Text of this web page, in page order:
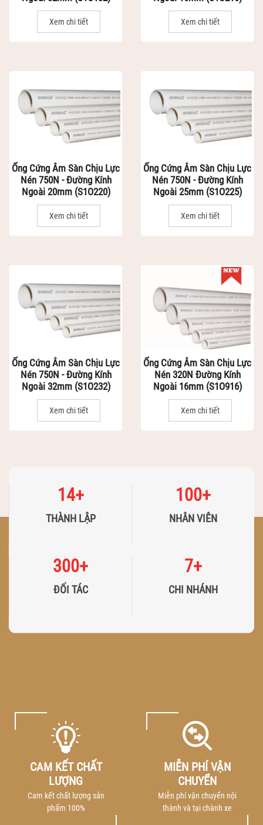
Xem chi tiết Xem chi tiết
Ống Cứng Âm Sàn Chịu Lực
Nén 750N - Đường Kính
Ngoài 20mm (S1O220)
Xem chi tiết
Ống Cứng Âm Sàn Chịu Lực
Nén 750N - Đường Kính
Ngoài 25mm (S1O225)
Xem chi tiết
Ống Cứng Âm Sàn Chịu Lực
Nén 750N - Đường Kính
Ngoài 32mm (S1O232)
Xem chi tiết
Ống Cứng Âm Sàn Chịu Lực
Nén 320N Đường Kính
Ngoài 16mm (S1O916)
Xem chi tiết
14+
THÀNH LẬP
100+
NHÂN VIÊN
300+
ĐỐI TÁC
7+
CHI NHÁNH
CAM KẾT CHẤT
LƯỢNG
Cam kết chất lượng sản
phẩm 100%
MIỄN PHÍ VẬN
CHUYỂN
Miễn phí vận chuyển nội
thành và tại chành xe